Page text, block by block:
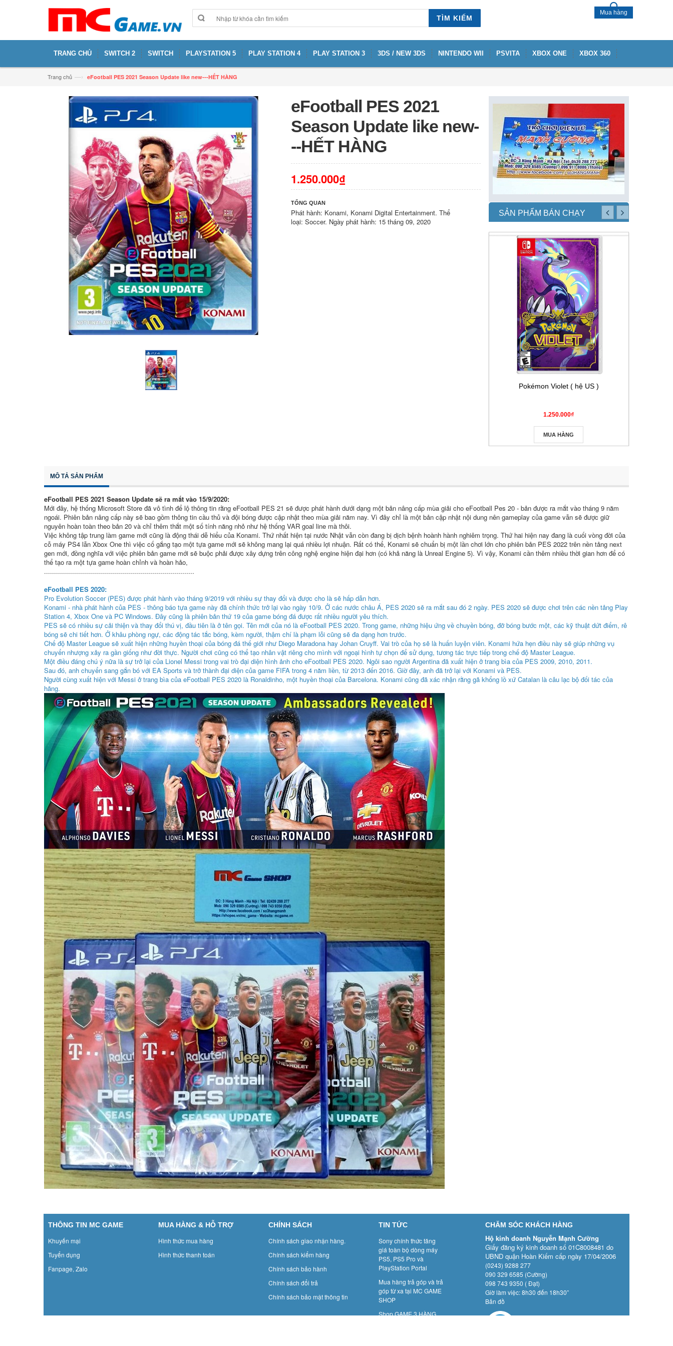
TÌM KIẾM
Mua hàng
TRANG CHỦ SWITCH 2 SWITCH PLAYSTATION 5 PLAY STATION 4 PLAY STATION 3 3DS / NEW 3DS NINTENDO WII PSVITA XBOX ONE XBOX 360
Trang chủ —› eFootball PES 2021 Season Update like new---HẾT HÀNG
eFootball PES 2021
Season Update like new-
--HẾT HÀNG
1.250.000₫
TỔNG QUAN
Phát hành: Konami, Konami Digital Entertainment. Thể
loại: Soccer. Ngày phát hành: 15 tháng 09, 2020
SẢN PHẨM BÁN CHẠY
Pokémon Violet ( hệ US )
1.250.000₫
MUA HÀNG
MÔ TẢ SẢN PHẨM
eFootball PES 2021 Season Update sẽ ra mắt vào 15/9/2020:
Mới đây, hệ thống Microsoft Store đã vô tình để lộ thông tin rằng eFootball PES 21 sẽ được phát hành dưới dạng một bản nâng cấp mùa giải cho eFootball Pes 20 - bản được ra mắt vào tháng 9 năm
ngoái. Phiên bản nâng cấp này sẽ bao gồm thông tin cầu thủ và đội bóng được cập nhật theo mùa giải năm nay. Vì đây chỉ là một bản cập nhật nội dung nên gameplay của game vẫn sẽ được giữ
nguyên hoàn toàn theo bản 20 và chỉ thêm thắt một số tính năng nhỏ như hệ thống VAR goal line mà thôi.
Việc không tập trung làm game mới cũng là động thái dễ hiểu của Konami. Thứ nhất hiện tại nước Nhật vẫn còn đang bị dịch bệnh hoành hành nghiêm trọng. Thứ hai hiện nay đang là cuối vòng đời của
cỗ máy PS4 lẫn Xbox One thì việc cố gắng tạo một tựa game mới sẽ không mang lại quá nhiều lợi nhuận. Rất có thể, Konami sẽ chuẩn bị một lần chơi lớn cho phiên bản PES 2022 trên nền tảng next
gen mới, đồng nghĩa với việc phiên bản game mới sẽ buộc phải được xây dựng trên công nghệ engine hiện đại hơn (có khả năng là Unreal Engine 5). Vì vậy, Konami cần thêm nhiều thời gian hơn để có
thể tạo ra một tựa game hoàn chỉnh và hoàn hảo,
...........................................................................
eFootball PES 2020:
Pro Evolution Soccer (PES) được phát hành vào tháng 9/2019 với nhiều sự thay đổi và được cho là sẽ hấp dẫn hơn.
Konami - nhà phát hành của PES - thông báo tựa game này đã chính thức trở lại vào ngày 10/9. Ở các nước châu Á, PES 2020 sẽ ra mắt sau đó 2 ngày. PES 2020 sẽ được chơi trên các nền tảng Play
Station 4, Xbox One và PC Windows. Đây cũng là phiên bản thứ 19 của game bóng đá được rất nhiều người yêu thích.
PES sẽ có nhiều sự cải thiện và thay đổi thú vị, đầu tiên là ở tên gọi. Tên mới của nó là eFootball PES 2020. Trong game, những hiệu ứng về chuyền bóng, đỡ bóng bước một, các kỹ thuật dứt điểm, rê
bóng sẽ chi tiết hơn. Ở khâu phòng ngự, các động tác tắc bóng, kèm người, thậm chí là phạm lỗi cũng sẽ đa dạng hơn trước.
Chế độ Master League sẽ xuất hiện những huyền thoại của bóng đá thế giới như Diego Maradona hay Johan Cruyff. Vai trò của họ sẽ là huấn luyện viên. Konami hứa hẹn điều này sẽ giúp những vụ
chuyển nhượng xảy ra gần giống như đời thực. Người chơi cũng có thể tạo nhân vật riêng cho mình với ngoại hình tự chọn để sử dụng, tương tác trực tiếp trong chế độ Master League.
Một điều đáng chú ý nữa là sự trở lại của Lionel Messi trong vai trò đại diện hình ảnh cho eFootball PES 2020. Ngôi sao người Argentina đã xuất hiện ở trang bìa của PES 2009, 2010, 2011.
Sau đó, anh chuyển sang gắn bó với EA Sports và trở thành đại diện của game FIFA trong 4 năm liền, từ 2013 đến 2016. Giờ đây, anh đã trở lại với Konami và PES.
Người cùng xuất hiện với Messi ở trang bìa của eFootball PES 2020 là Ronaldinho, một huyền thoại của Barcelona. Konami cũng đã xác nhận rằng gã khổng lồ xứ Catalan là câu lạc bộ đối tác của
hãng.
THÔNG TIN MC GAME
Khuyến mại
Tuyển dụng
Fanpage, Zalo
MUA HÀNG & HỖ TRỢ
Hình thức mua hàng
Hình thức thanh toán
CHÍNH SÁCH
Chính sách giao nhận hàng.
Chính sách kiểm hàng
Chính sách bảo hành
Chính sách đổi trả
Chính sách bảo mật thông tin
TIN TỨC
Sony chính thức tăng
giá toàn bộ dòng máy
PS5, PS5 Pro và
PlayStation Portal
Mua hàng trả góp và trả
góp từ xa tại MC GAME
SHOP
Shop GAME 3 HÀNG
CHĂM SÓC KHÁCH HÀNG
Hộ kinh doanh Nguyễn Mạnh Cường
Giấy đăng ký kinh doanh số 01C8008481 do
UBND quận Hoàn Kiếm cấp ngày 17/04/2006
(0243) 9288 277
090 329 6585 (Cường)
098 743 9350 ( Đạt)
Giờ làm việc: 8h30 đến 18h30”
Bản đồ